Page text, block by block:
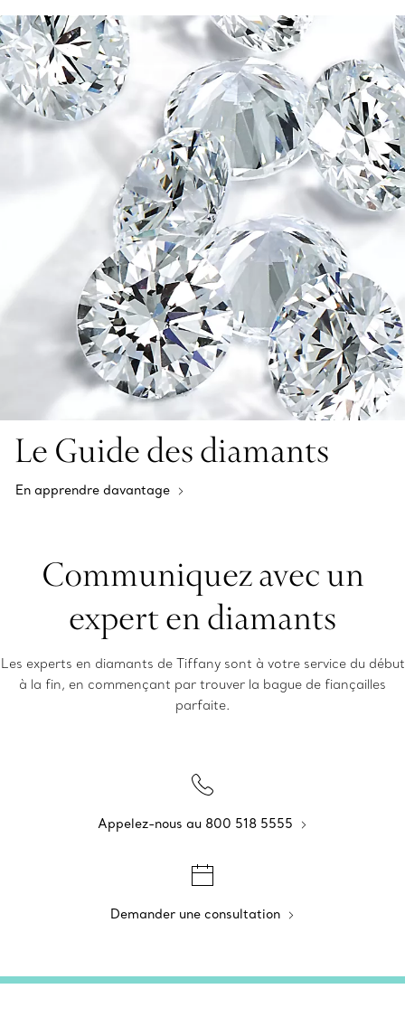
Le Guide des diamants
En apprendre davantage
Communiquez avec un
expert en diamants
Les experts en diamants de Tiffany sont à votre service du début
à la fin, en commençant par trouver la bague de fiançailles
parfaite.
Appelez-nous au 800 518 5555
Demander une consultation